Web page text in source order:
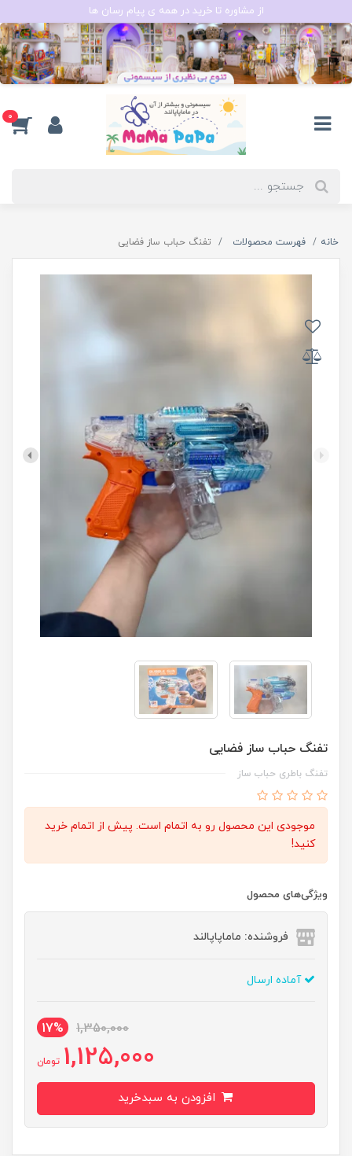
از مشاوره تا خرید در همه ی پیام رسان ها
0
خانه فهرست محصولات تفنگ حباب ساز فضایی
تفنگ حباب ساز فضایی
تفنگ باطری حباب ساز
موجودی این محصول رو به اتمام است. پیش از اتمام خرید
کنید!
ویژگی‌های محصول
فروشنده: ماماپاپالند
آماده ارسال
1,350,000
17%
1,125,000 تومان